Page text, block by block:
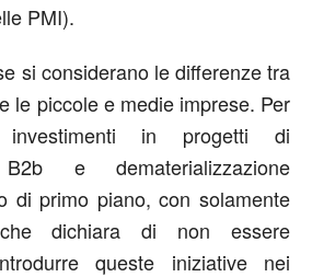
PMI).
si considerano le differenze tra
le piccole e medie imprese. Per
in progetti di
B2b e dematerializzazione
di primo piano, con solamente
dichiara di non essere
queste iniziative nei